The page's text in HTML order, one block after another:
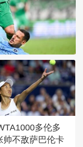
多伦多
帅不敌萨巴伦卡